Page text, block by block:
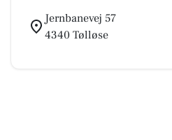
Jernbanevej 57
4340 Tølløse